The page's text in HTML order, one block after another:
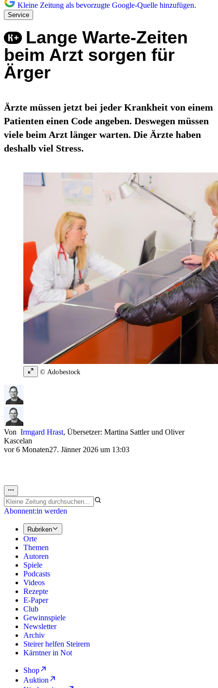
Kleine Zeitung als bevorzugte Google-Quelle hinzufügen.
Service
Lange Warte-Zeiten
beim Arzt sorgen für
Ärger
Ärzte müssen jetzt bei jeder Krankheit von einem
Patienten einen Code angeben. Deswegen müssen
viele beim Arzt länger warten. Die Ärzte haben
deshalb viel Stress.
© Adobestock
Von Irmgard Hrast, Übersetzer: Martina Sattlerund Oliver
Kascelan
vor 6 Monaten27. Jänner 2026 um 13:03
Abonnent:in werden
Rubriken
Orte
Themen
Autoren
Spiele
Podcasts
Videos
Rezepte
E-Paper
Club
Gewinnspiele
Newsletter
Archiv
Steirer helfen Steirern
Kärntner in Not
Shop
Auktion